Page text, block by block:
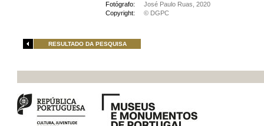
Fotógrafo:
José Paulo Ruas, 2020
Copyright:
© DGPC
RESULTADO DA PESQUISA